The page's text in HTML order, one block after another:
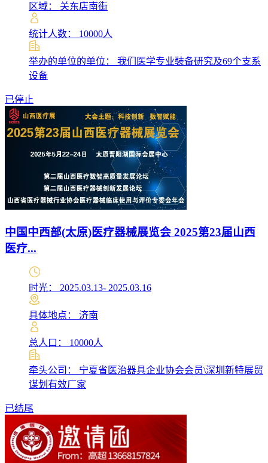
区域： 关东店南街
统计人数： 10000人
举办的单位的单位： 我们医学专业裝备研究及69个支系
设备
已停止
中国中西部(太原)医疗器械展览会 2025第23届山西
医疗...
时光： 2025.03.13- 2025.03.16
具体地点： 济南
总人口： 10000人
牵头公司： 宁夏省医治器具企业协会会员\深圳新特展贸
谋划有效厂家
已结尾